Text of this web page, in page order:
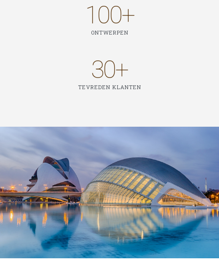
ONTWERPEN
100+
TEVREDEN KLANTEN
30+